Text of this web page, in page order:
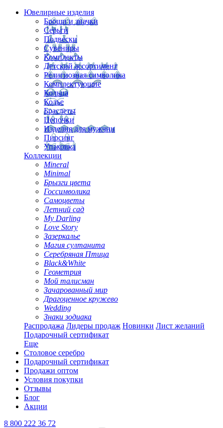
Ювелирные изделия
Броши и значки
Серьги
Подвески
Сувениры
Комплекты
Детский ассортимент
Религиозная символика
Комплектующие
Кольца
Колье
Браслеты
Цепочки
Изделия для мужчин
Пирсинг
Упаковка
Коллекции
Mineral
Minimal
Брызги цвета
Госсимволика
Самоцветы
Летний сад
My Darling
Love Story
Зазеркалье
Магия султанита
Серебряная Птица
Black&White
Геометрия
Мой талисман
Зачарованный мир
Драгоценное кружево
Wedding
Знаки зодиака
Распродажа Лидеры продаж Новинки Лист желаний
Подарочный сертификат
Еще
Столовое серебро
Подарочный сертификат
Продажи оптом
Условия покупки
Отзывы
Блог
Акции
8 800 222 36 72